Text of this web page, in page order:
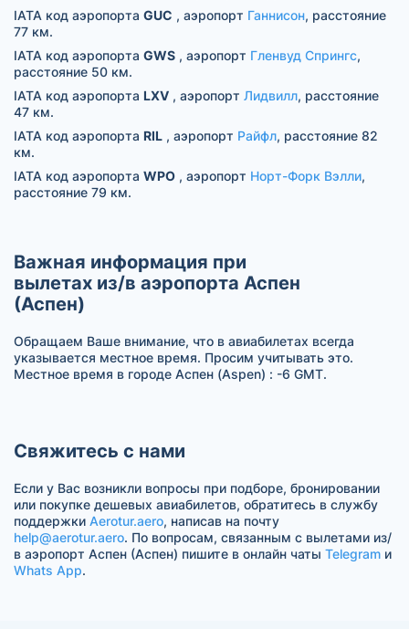
IATA код аэропорта GUC , аэропорт Ганнисон, расстояние
77 км.
IATA код аэропорта GWS , аэропорт Гленвуд Спрингс,
расстояние 50 км.
IATA код аэропорта LXV , аэропорт Лидвилл, расстояние
47 км.
IATA код аэропорта RIL , аэропорт Райфл, расстояние 82
км.
IATA код аэропорта WPO , аэропорт Норт-Форк Вэлли,
расстояние 79 км.
Важная информация при
вылетах из/в аэропорта Аспен
(Аспен)
Обращаем Ваше внимание, что в авиабилетах всегда
указывается местное время. Просим учитывать это.
Местное время в городе Аспен (Aspen) : -6 GMT.
Свяжитесь с нами
Если у Вас возникли вопросы при подборе, бронировании
или покупке дешевых авиабилетов, обратитесь в службу
поддержки Aerotur.aero, написав на почту
help@aerotur.aero. По вопросам, связанным с вылетами из/
в аэропорт Аспен (Аспен) пишите в онлайн чаты Telegram и
Whats App.